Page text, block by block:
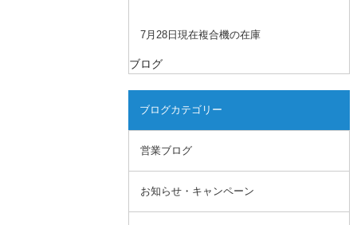
7月28日現在複合機の在庫
ブログ
ブログカテゴリー
営業ブログ
お知らせ・キャンペーン